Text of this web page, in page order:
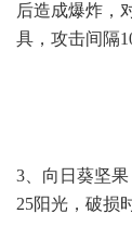
后造成爆炸，
具，攻击间隔
3、向日葵坚
25阳光，破损